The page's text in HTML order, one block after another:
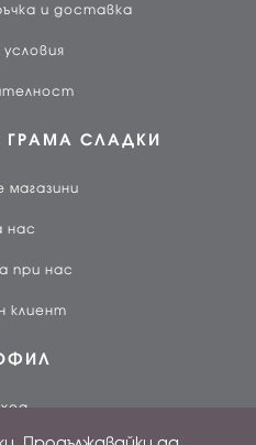
и доставка
ГРАМА СЛАДКИ
нас
при нас
клиент